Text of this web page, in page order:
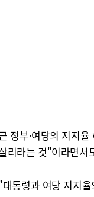
정부·여당의 지지
리라는 것"이라면
통령과 여당 지지